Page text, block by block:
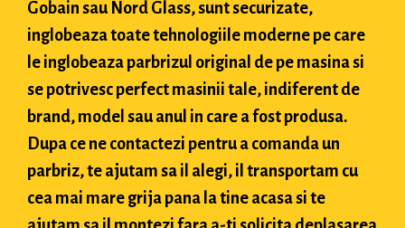
Gobain sau Nord Glass, sunt securizate,
inglobeaza toate tehnologiile moderne pe care
le inglobeaza parbrizul original de pe masina si
se potrivesc perfect masinii tale, indiferent de
brand, model sau anul in care a fost produsa.
Dupa ce ne contactezi pentru a comanda un
parbriz, te ajutam sa il alegi, il transportam cu
cea mai mare grija pana la tine acasa si te